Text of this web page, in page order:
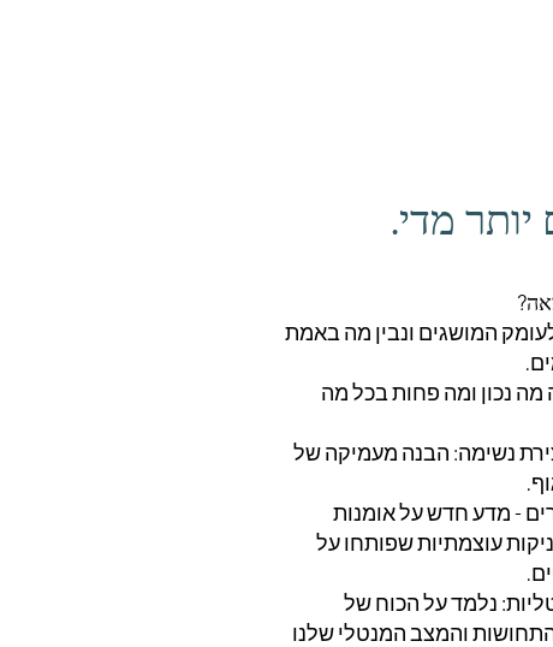
יותר מדי.
המושגים ונבין מה באמת
מה נכון ומה פחות בכל מה
נשימה: הבנה מעמיקה של
- מדע חדש על אומנות
עוצמתיות שפותחו על
נלמד על הכוח של
והמצב המנטלי שלנו